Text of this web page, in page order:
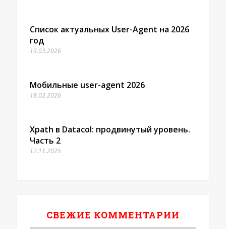
Список актуальных User-Agent на 2026
год
13.03.2026
Мобильные user-agent 2026
18.02.2026
Xpath в Datacol: продвинутый уровень.
Часть 2
12.11.2025
СВЕЖИЕ КОММЕНТАРИИ